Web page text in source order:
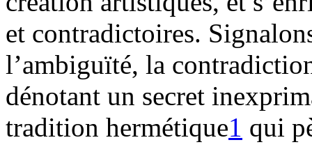
et contradictoires.
l’ambiguïté, la
dénotant un secret
tradition hermétique1 qui